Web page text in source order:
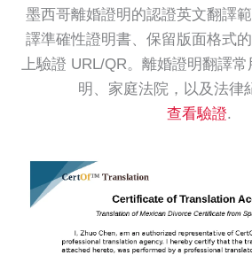
墨西哥離婚證明的認證英文翻譯
譯準確性證明書、保留版面格式
上驗證 URL/QR。離婚證明翻譯
明、家庭法院，以及法律
查看驗證.